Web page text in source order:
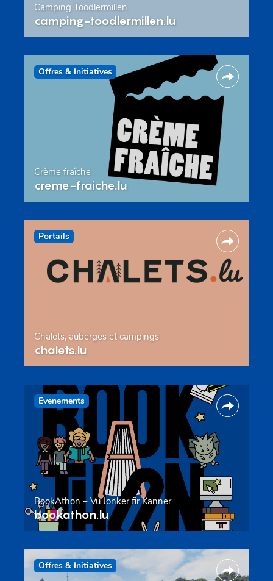
Camping Toodlermillen
camping-toodlermillen.lu
Offres & Initiatives
Crème fraîche
creme-fraiche.lu
Portails
Chalets, auberges et campings
chalets.lu
Evenements
BookAthon – Vu Jonker fir Kanner
bookathon.lu
Offres & Initiatives